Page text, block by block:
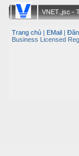
VNET.,jsc -
Trang chủ EMail
Business Licensed